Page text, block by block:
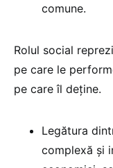
comune.
Rolul social
pe care le
pe care îl deține.
Legătura
complexă și